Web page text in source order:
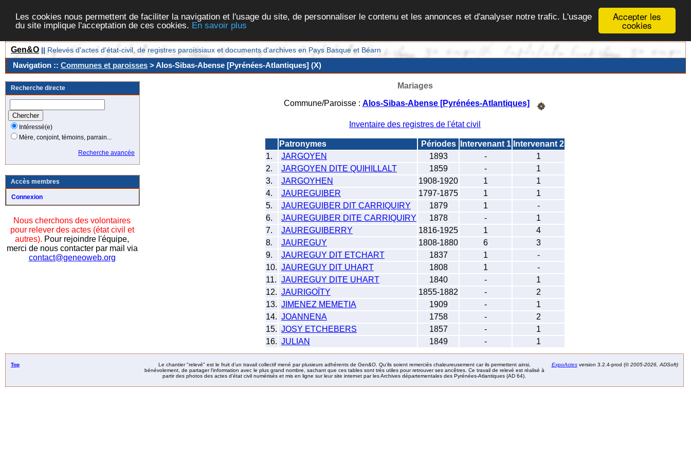
Accepter les
cookies
Les cookies nous permettent de faciliter la navigation et l'usage du site, de personnaliser le contenu et les annonces et d'analyser notre trafic. L'usage
du site implique l'acceptation de ces cookies. En savoir plus
Gen&O || Relevés d'actes d'état-civil, de registres paroissiaux et documents d'archives en Pays Basque et Béarn
Navigation :: Communes et paroisses > Alos-Sibas-Abense [Pyrénées-Atlantiques] (X)
Recherche directe
Intéressé(e)
Mère, conjoint, témoins, parrain...
Recherche avancée
Accès membres
Connexion
Nous cherchons des volontaires
pour relever des actes (état civil et
autres). Pour rejoindre l'équipe,
merci de nous contacter par mail via
contact@geneoweb.org
Mariages
Commune/Paroisse : Alos-Sibas-Abense [Pyrénées-Atlantiques]
Inventaire des registres de l'état civil
Patronymes Périodes Intervenant 1 Intervenant 2
1.
JARGOYEN 1893 -
1
2.
JARGOYEN DITE QUIHILLALT 1859 -
1
3.
JARGOYHEN 1908-1920 1
1
4.
JAUREGUIBER 1797-1875 1
1
5.
JAUREGUIBER DIT CARRIQUIRY 1879 1
-
6.
JAUREGUIBER DITE CARRIQUIRY 1878 -
1
7.
JAUREGUIBERRY 1816-1925 1
4
8.
JAUREGUY 1808-1880 6
3
9.
JAUREGUY DIT ETCHART 1837 1
-
10. JAUREGUY DIT UHART 1808 1
-
11. JAUREGUY DITE UHART 1840 -
1
12. JAURIGOÏTY 1855-1882 -
2
13. JIMENEZ MEMETIA 1909 -
1
14. JOANNENA 1758 -
2
15. JOSY ETCHEBERS 1857 -
1
16. JULIAN 1849 - 1
Top
Le chantier "relevé" est le fruit d’un travail collectif mené par plusieurs adhérents de Gen&O. Qu’ils soient remerciés chaleureusement car ils permettent ainsi,
bénévolement, de partager l’information avec le plus grand nombre, sachant que ces tables sont très utiles pour retrouver ses ancêtres. Ce travail de relevé est réalisé à
partir des photos des actes d’état civil numérisés et mis en ligne sur leur site internet par les Archives départementales des Pyrénées-Atlantiques (AD 64).
ExpoActesversion 3.2.4-prod (©2005-2026, ADSoft)